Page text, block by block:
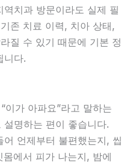
치과 방문이라도 실제 필
존 치료 이력, 치아 상태,
질 수 있기 때문에 기본 정
니다.
이가 아파요”라고 말하는
명하는 편이 좋습니다.
언제부터 불편했는지, 씹
에서 피가 나는지, 밤에